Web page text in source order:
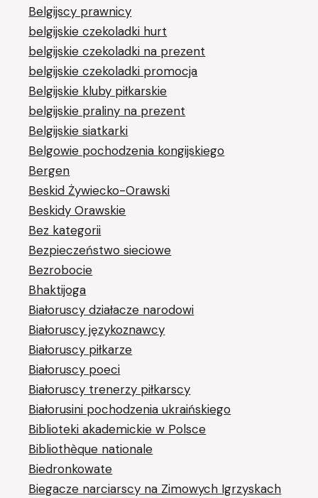
Belgijscy prawnicy
belgijskie czekoladki hurt
belgijskie czekoladki na prezent
belgijskie czekoladki promocja
Belgijskie kluby piłkarskie
belgijskie praliny na prezent
Belgijskie siatkarki
Belgowie pochodzenia kongijskiego
Bergen
Beskid Żywiecko-Orawski
Beskidy Orawskie
Bez kategorii
Bezpieczeństwo sieciowe
Bezrobocie
Bhaktijoga
Białoruscy działacze narodowi
Białoruscy językoznawcy
Białoruscy piłkarze
Białoruscy poeci
Białoruscy trenerzy piłkarscy
Białorusini pochodzenia ukraińskiego
Biblioteki akademickie w Polsce
Bibliothèque nationale
Biedronkowate
Biegacze narciarscy na Zimowych Igrzyskach